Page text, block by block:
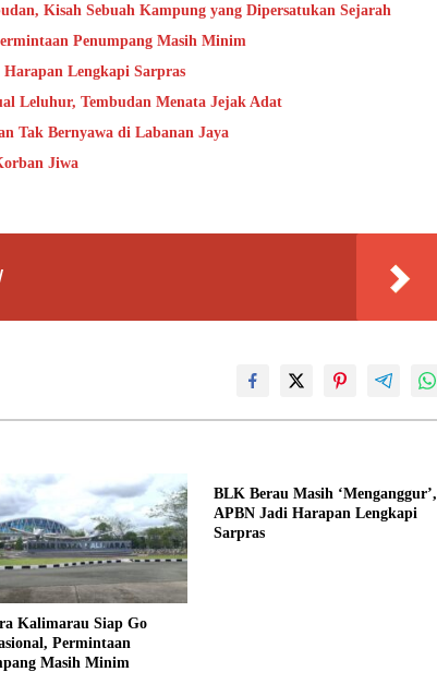
Kisah Sebuah Kampung yang Dipersatukan Sejarah
Penumpang Masih Minim
Lengkapi Sarpras
Leluhur, Tembudan Menata Jejak Adat
Tak Bernyawa di Labanan Jaya
Jiwa
Kalimarau Siap Go
Permintaan
Masih Minim
BLK Berau Masih ‘Menganggur’,
APBN Jadi Harapan Lengkapi
Sarpras